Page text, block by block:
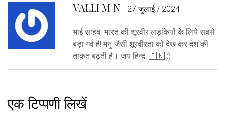
VALLI M N 27 जुलाई / 2024
भाई साहब, भारत की शूरवीर लड़कियों के लिये सबसे
बड़ा गर्व है! मनु जैसी शूरवीरता को देख कर देश की
ताक़त बढ़ती है। जय हिन्द! 🇮🇳 :)
एक टिप्पणी लिखें